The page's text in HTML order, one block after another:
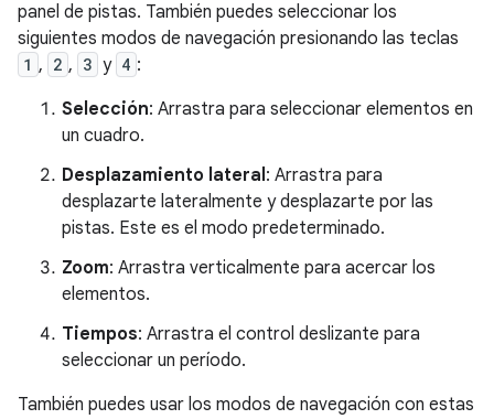
panel de pistas. También puedes seleccionar los
siguientes modos de navegación presionando las teclas
1 , 2 , 3 y 4 :
Selección: Arrastra para seleccionar elementos en
un cuadro.
Desplazamiento lateral: Arrastra para
desplazarte lateralmente y desplazarte por las
pistas. Este es el modo predeterminado.
Zoom: Arrastra verticalmente para acercar los
elementos.
Tiempos: Arrastra el control deslizante para
seleccionar un período.
También puedes usar los modos de navegación con estas